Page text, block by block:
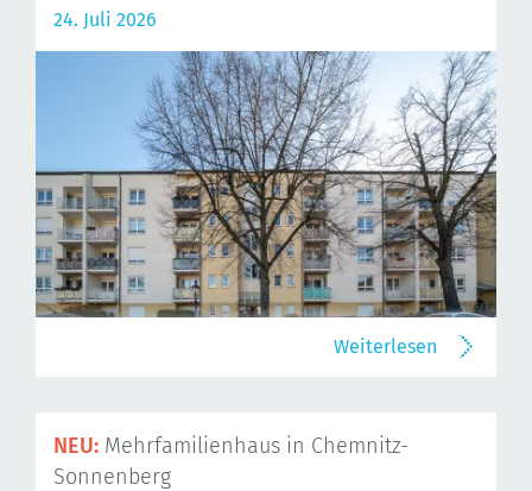
24. Juli 2026
Weiterlesen
NEU: Mehrfamilienhaus in Chemnitz-
Sonnenberg